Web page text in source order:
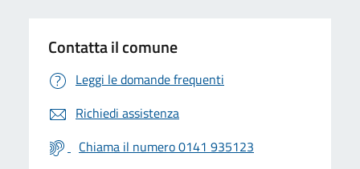
Contatta il comune
Leggi le domande frequenti
Richiedi assistenza
Chiama il numero 0141 935123